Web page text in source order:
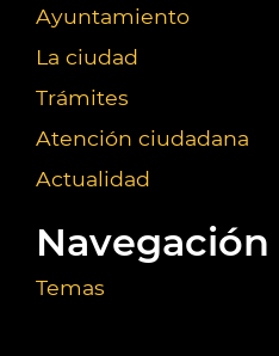
Ayuntamiento
La ciudad
Trámites
Atención ciudadana
Actualidad
Navegación
Temas